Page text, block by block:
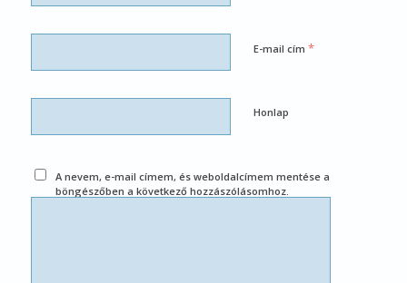
E-mail cím *
Honlap
A nevem, e-mail címem, és weboldalcímem mentése a
böngészőben a következő hozzászólásomhoz.